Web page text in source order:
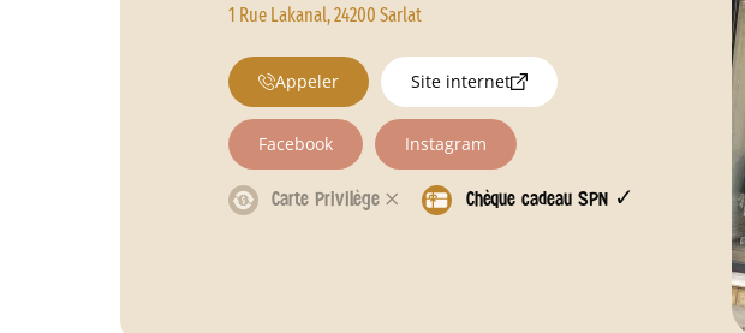
1 Rue Lakanal, 24200 Sarlat
Appeler Site internet
Facebook Instagram
Carte Privilège 𐄂 Chèque cadeau SPN ✓